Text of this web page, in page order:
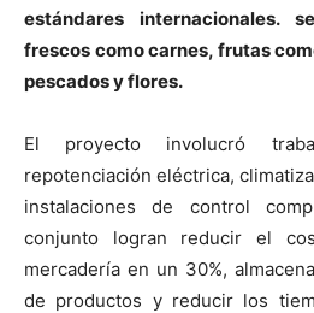
estándares internacionales.
frescos como carnes, frutas
pescados y flores.
El proyecto involucró
repotenciación eléctrica,
instalaciones de control
conjunto logran reducir el
mercadería en un 30%,
de productos y reducir los